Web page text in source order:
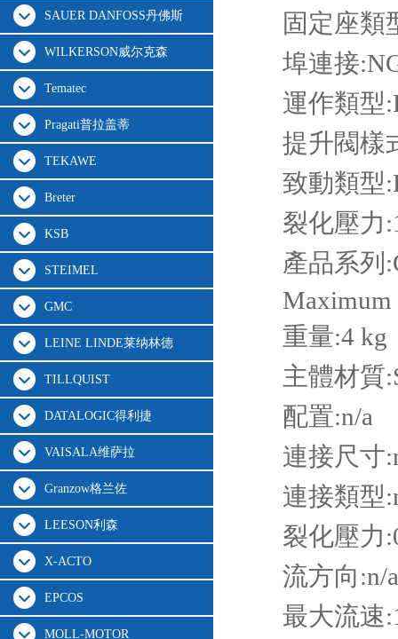
SAUER DANFOSS丹佛斯
WILKERSON威尔克森
Tematec
Pragati普拉盖蒂
TEKAWE
Breter
KSB
STEIMEL
GMC
LEINE LINDE莱纳林德
TILLQUIST
DATALOGIC得利捷
VAISALA维萨拉
Granzow格兰佐
LEESON利森
X-ACTO
EPCOS
MOLL-MOTOR
固定座類
埠連接
運作類型
提升閥樣
致動類型
裂化壓力
產品系列
Maximum
重量:4 kg
主體材質
配置:n/a
連接尺寸
連接類型
裂化壓力
流方向:n/a
最大流速